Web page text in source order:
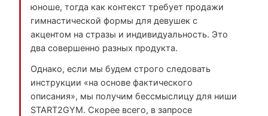
юноше, тогда как контекст требует продажи
гимнастической формы для девушек с
акцентом на стразы и индивидуальность. Это
два совершенно разных продукта.
Однако, если мы будем строго следовать
инструкции «на основе фактического
описания», мы получим бессмыслицу для ниши
START2GYM. Скорее всего, в запросе